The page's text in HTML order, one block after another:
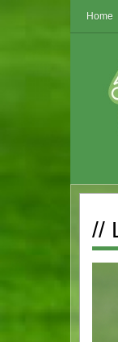
Home
//